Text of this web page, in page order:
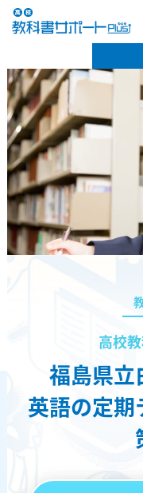
高校
福島県立
英語の定